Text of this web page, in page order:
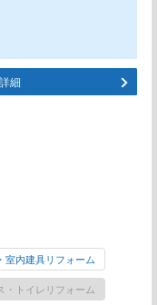
細
室内建具リフォーム
・トイレリフォーム